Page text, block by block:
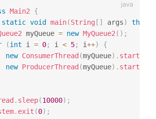
Main2
{
static void main(String [ ] args)
throws
myQueue = new MyQueue2 ( ) ;
(int i = 0; i < 5; i++)
{
new ConsumerThread (myQueue) . start
new ProducerThread (myQueue) . start
. sleep(10000) ;
. exit (0) ;